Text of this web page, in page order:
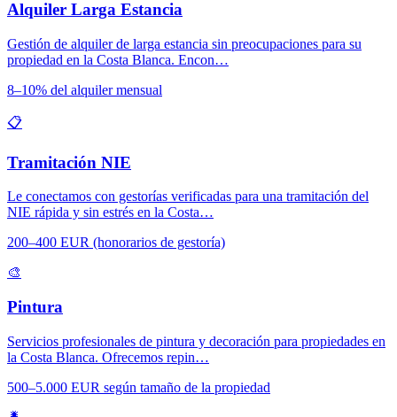
Alquiler Larga Estancia
Gestión de alquiler de larga estancia sin preocupaciones para su
propiedad en la Costa Blanca. Encon…
8–10% del alquiler mensual
📋
Tramitación NIE
Le conectamos con gestorías verificadas para una tramitación del
NIE rápida y sin estrés en la Costa…
200–400 EUR (honorarios de gestoría)
🎨
Pintura
Servicios profesionales de pintura y decoración para propiedades en
la Costa Blanca. Ofrecemos repin…
500–5.000 EUR según tamaño de la propiedad